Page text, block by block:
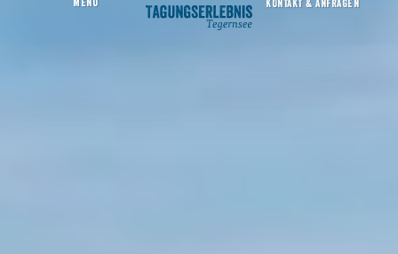
Tagungserlebnis Hotel Bussi Baby/ Tagungslocation
MENU KONTAKT & ANFRAGEN